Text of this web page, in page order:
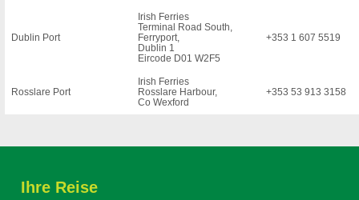
Dublin Port
Irish Ferries
Terminal Road South,
Ferryport,
Dublin 1
Eircode D01 W2F5
+353 1 607 5519
Rosslare Port
Irish Ferries
Rosslare Harbour,
Co Wexford
+353 53 913 3158
Ihre Reise